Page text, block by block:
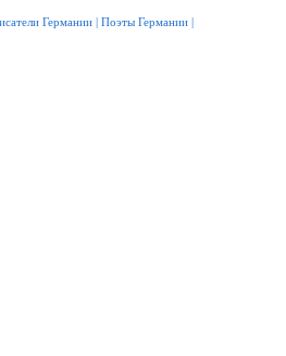
Германии Поэты Германии